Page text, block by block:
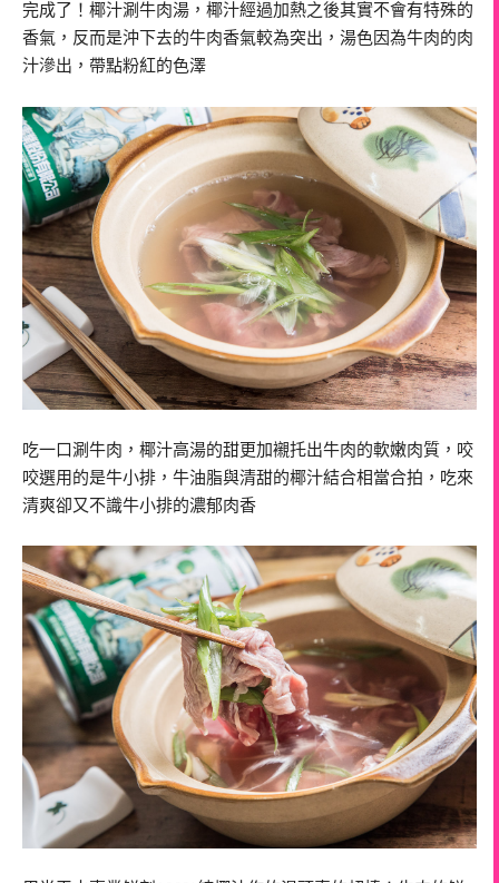
完成了！椰汁涮牛肉湯，椰汁經過加熱之後其實不會有特殊的
香氣，反而是沖下去的牛肉香氣較為突出，湯色因為牛肉的肉
汁滲出，帶點粉紅的色澤
吃一口涮牛肉，椰汁高湯的甜更加襯托出牛肉的軟嫩肉質，咬
咬選用的是牛小排，牛油脂與清甜的椰汁結合相當合拍，吃來
清爽卻又不識牛小排的濃郁肉香